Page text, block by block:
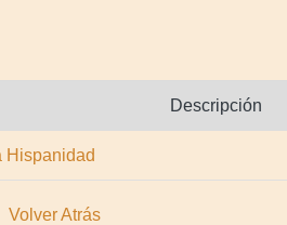
Descripción
Hispanidad
Volver Atrás